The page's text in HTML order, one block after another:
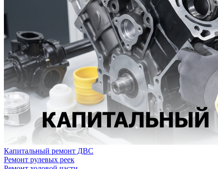
Капитальный ремонт ДВС
Ремонт рулевых реек